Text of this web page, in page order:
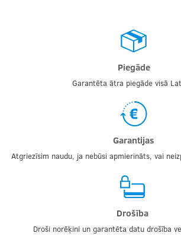
Piegāde
Garantēta ātra piegāde visā
Garantijas
Atgriezīsim naudu, ja nebūsi apmierināts, vai
Drošība
Droši norēķini un garantēta datu drošība